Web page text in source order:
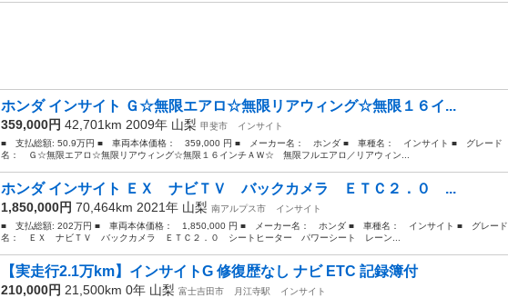
ホンダ インサイト Ｇ☆無限エアロ☆無限リアウィング☆無限１６イ...
359,000円 42,701km 2009年 山梨 甲斐市
インサイト
■ 支払総額: 50.9万円 ■ 車両本体価格： 359,000 円 ■ メーカー名： ホンダ ■ 車種名： インサイト ■ グレード
名： Ｇ☆無限エアロ☆無限リアウィング☆無限１６インチＡＷ☆ 無限フルエアロ／リアウィン...
ホンダ インサイト ＥＸ ナビＴＶ バックカメラ ＥＴＣ２．０ ...
1,850,000円 70,464km 2021年 山梨 南アルプス市
インサイト
■ 支払総額: 202万円 ■ 車両本体価格： 1,850,000 円 ■ メーカー名： ホンダ ■ 車種名： インサイト ■ グレード
名： ＥＸ ナビＴＶ バックカメラ ＥＴＣ２．０ シートヒーター パワーシート レーン...
【実走行2.1万km】インサイトG 修復歴なし ナビ ETC 記録簿付
210,000円 21,500km 0年 山梨 富士吉田市 月江寺駅
インサイト